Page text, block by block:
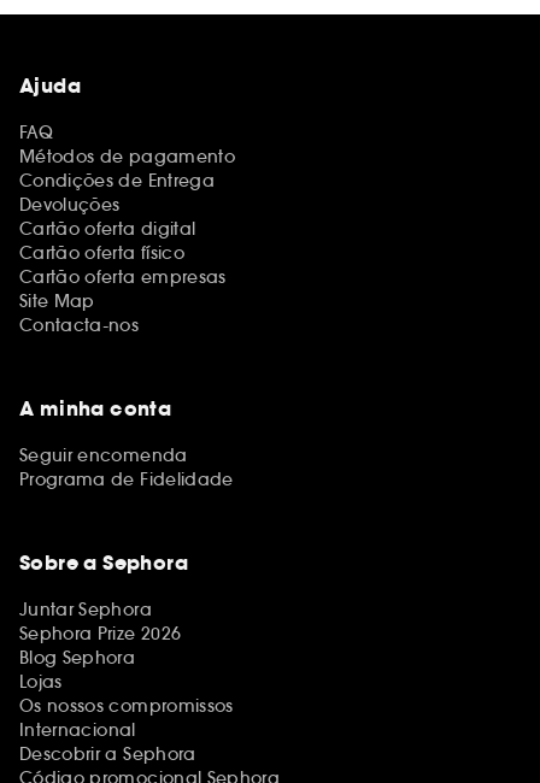
Ajuda
FAQ
Métodos de pagamento
Condições de Entrega
Devoluções
Cartão oferta digital
Cartão oferta físico
Cartão oferta empresas
Site Map
Contacta-nos
A minha conta
Seguir encomenda
Programa de Fidelidade
Sobre a Sephora
Juntar Sephora
Sephora Prize 2026
Blog Sephora
Lojas
Os nossos compromissos
Internacional
Descobrir a Sephora
Código promocional Sephora